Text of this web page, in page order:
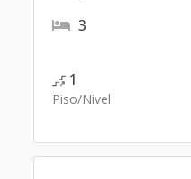
3
1
Piso/Nivel